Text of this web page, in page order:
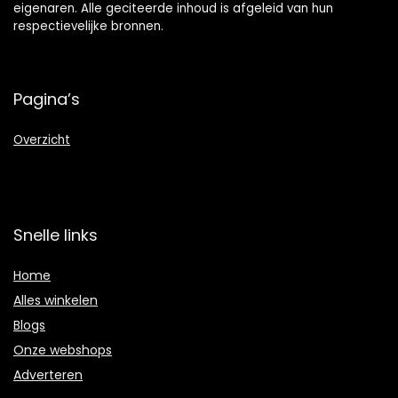
eigenaren. Alle geciteerde inhoud is afgeleid van hun
respectievelijke bronnen.
Pagina’s
Overzicht
Snelle links
Home
Alles winkelen
Blogs
Onze webshops
Adverteren